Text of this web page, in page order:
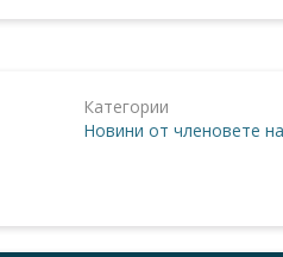
Категории
Новини от членовете